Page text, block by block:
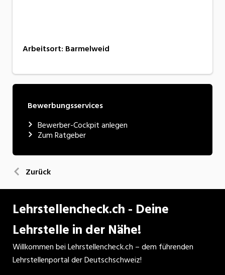
Arbeitsort: Barmelweid
Bewerbungsservices
Bewerber-Cockpit anlegen
Zum Ratgeber
Zurück
Lehrstellencheck.ch - Deine
Lehrstelle in der Nähe!
Willkommen bei Lehrstellencheck.ch – dem führenden
Lehrstellenportal der Deutschschweiz!